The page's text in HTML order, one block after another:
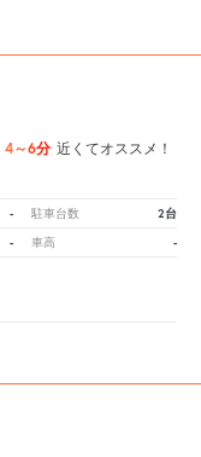
4～6分 近くてオススメ！
- 駐車台数 2台
- 車高 -